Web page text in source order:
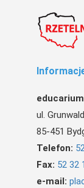
educarium
ul.
85-451
Telefon:
Fax: 52 32
e-mail: